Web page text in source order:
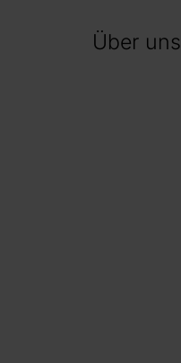
Über uns